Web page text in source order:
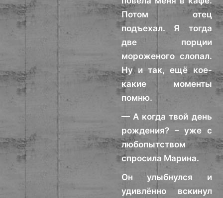
Потом отец
подъехал. Я тогда
две порции
мороженого слопал.
Ну и так, ещё кое-
какие моменты
помню.
— А когда твой день
рождения? – уже с
любопытством
спросила Марина.
Он улыбнулся и
удивлённо вскинул